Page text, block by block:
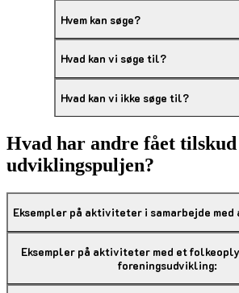
Hvem kan søge?
Hvad kan vi søge til?
Hvad kan vi ikke søge til?
Hvad har andre fået
udviklingspuljen?
Eksempler på aktiviteter i samarbejde med
Eksempler på aktiviteter med et
foreningsudvikling: